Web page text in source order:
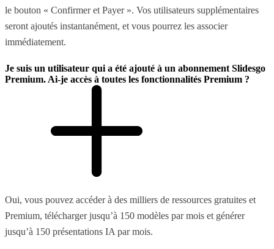
le bouton « Confirmer et Payer ». Vos utilisateurs supplémentaires
seront ajoutés instantanément, et vous pourrez les associer
immédiatement.
Je suis un utilisateur qui a été ajouté à un abonnement Slidesgo
Premium. Ai-je accès à toutes les fonctionnalités Premium ?
Oui, vous pouvez accéder à des milliers de ressources gratuites et
Premium, télécharger jusqu’à 150 modèles par mois et générer
jusqu’à 150 présentations IA par mois.